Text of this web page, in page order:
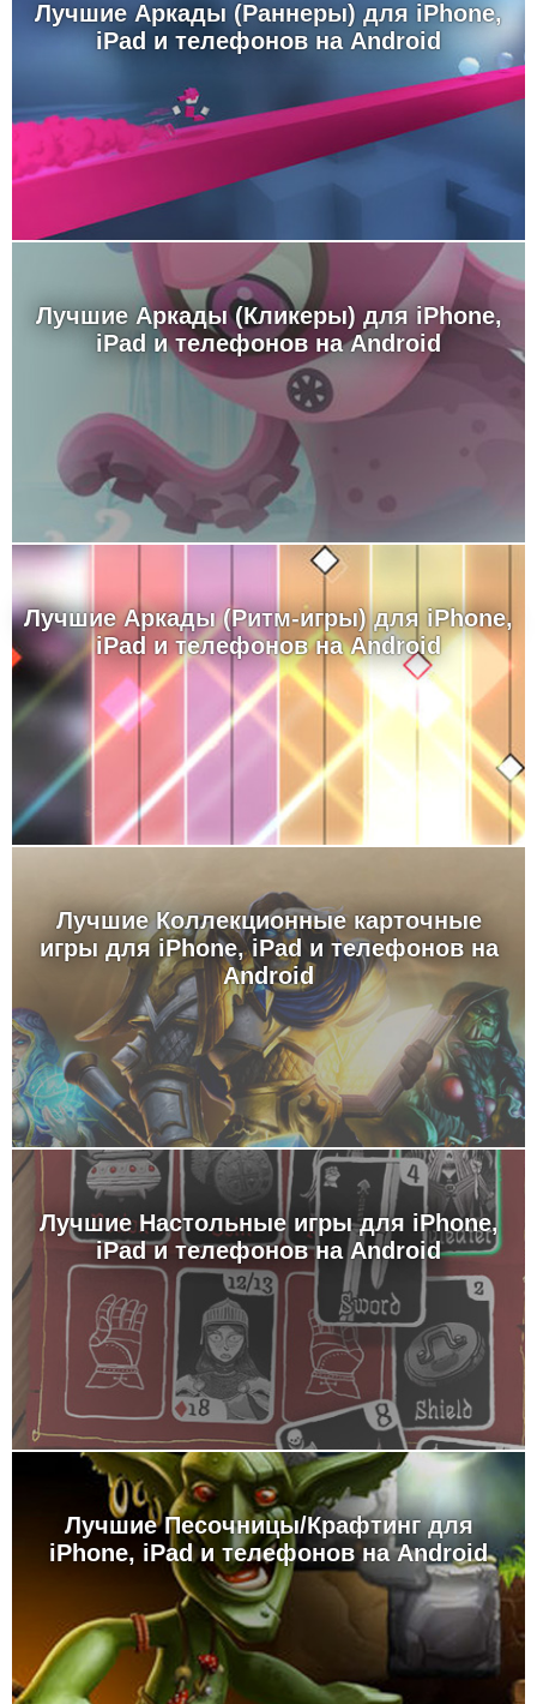
Лучшие Аркады (Раннеры) для iPhone,
iPad и телефонов на Android
Лучшие Аркады (Кликеры) для iPhone,
iPad и телефонов на Android
Лучшие Аркады (Ритм-игры) для iPhone,
iPad и телефонов на Android
Лучшие Коллекционные карточные
игры для iPhone, iPad и телефонов на
Android
Лучшие Настольные игры для iPhone,
iPad и телефонов на Android
Лучшие Песочницы/Крафтинг для
iPhone, iPad и телефонов на Android